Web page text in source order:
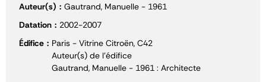
Auteur(s)
Gautrand, Manuelle - 1961
Datation
2002-2007
Édifice
Paris - Vitrine Citroën, C42
Auteur(s) de l'édifice
Gautrand, Manuelle - 1961 : Architecte